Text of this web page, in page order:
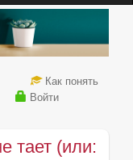
Как понять
Войти
тает (или: